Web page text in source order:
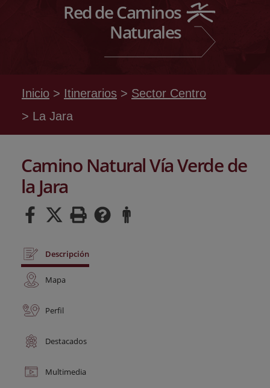
Red de Caminos
Naturales
Inicio Itinerarios
Sector Centro
La Jara
Camino Natural Vía Verde de
la Jara
Descripción
Mapa
Perfil
Destacados
Multimedia